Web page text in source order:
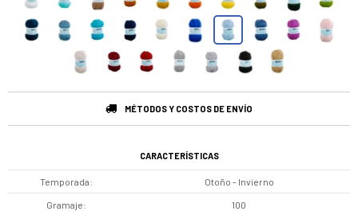
MÉTODOS Y COSTOS DE ENVÍO
CARACTERÍSTICAS
Temporada Otoño - Invierno
Gramaje 100